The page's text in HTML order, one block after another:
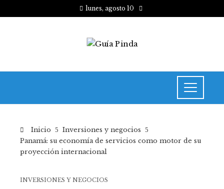
lunes, agosto 10
Inicio
Inversiones y negocios
Panamá: su economía de servicios como motor de su
proyección internacional
INVERSIONES Y NEGOCIOS